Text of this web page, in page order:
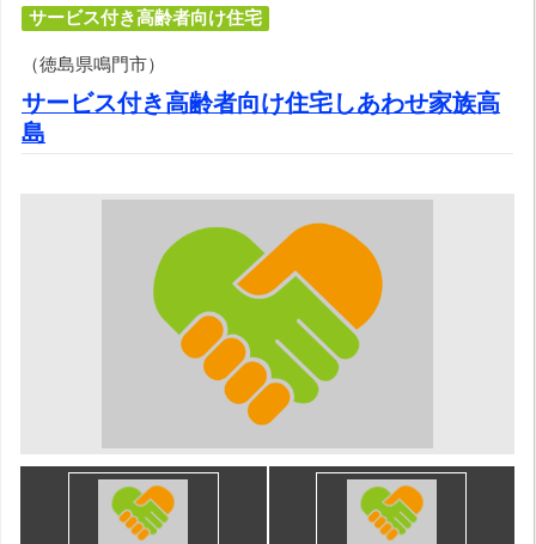
サービス付き高齢者向け住宅
（徳島県鳴門市）
サービス付き高齢者向け住宅しあわせ家族高
島